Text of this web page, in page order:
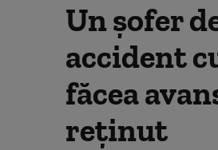
Un șofer
accident
făcea
reținut